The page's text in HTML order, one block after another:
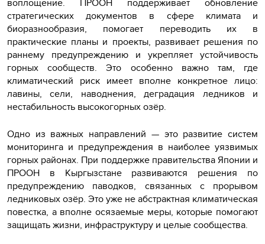
стратегических документов в сфере климата и
биоразнообразия, помогает переводить их в
практические планы и проекты, развивает решения по
раннему предупреждению и укрепляет устойчивость
горных сообществ. Это особенно важно там, где
климатический риск имеет вполне конкретное лицо:
лавины, сели, наводнения, деградация ледников и
нестабильность высокогорных озёр.
Одно из важных направлений — это развитие систем
мониторинга и предупреждения в наиболее уязвимых
горных районах. При поддержке правительства Японии и
ПРООН в Кыргызстане развиваются решения по
предупреждению паводков, связанных с прорывом
ледниковых озёр. Это уже не абстрактная климатическая
повестка, а вполне осязаемые меры, которые помогают
защищать жизни, инфраструктуру и целые сообщества.